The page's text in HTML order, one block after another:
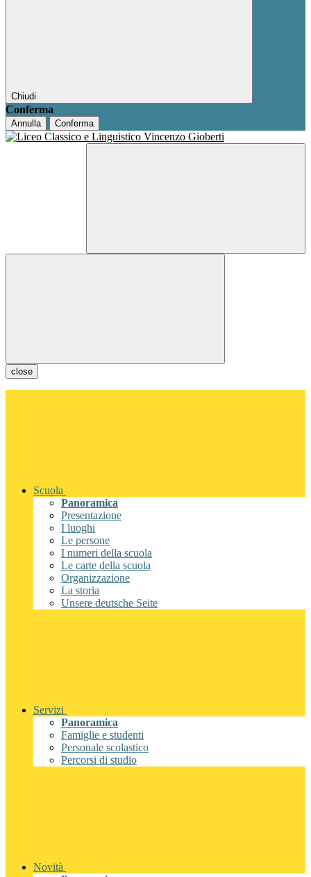
Chiudi
Conferma
Annulla Conferma
close
Scuola
Panoramica
Presentazione
I luoghi
Le persone
I numeri della scuola
Le carte della scuola
Organizzazione
La storia
Unsere deutsche Seite
Servizi
Panoramica
Famiglie e studenti
Personale scolastico
Percorsi di studio
Novità